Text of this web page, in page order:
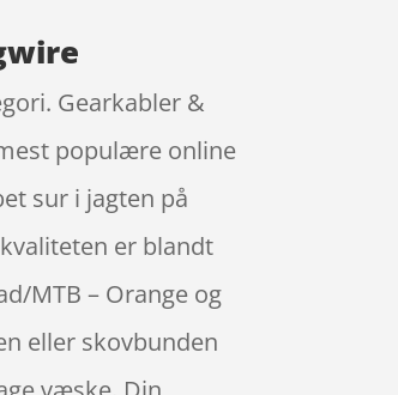
Gearkabler &
populære online
sur i jagten på
er blandt
MTB – Orange og
eller skovbunden